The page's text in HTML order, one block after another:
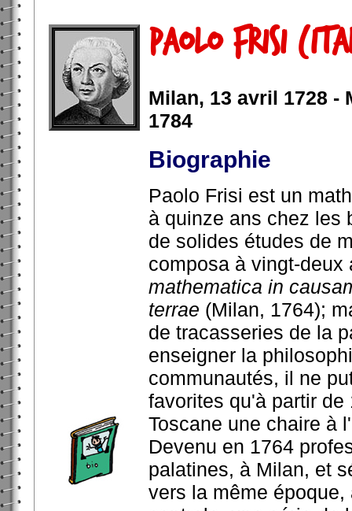
Paolo Frisi
Milan, 13 avril 1728 -
1784
Biographie
Paolo Frisi est un
à quinze ans chez les
de solides études de
composa à vingt-
mathematica in
terrae (Milan, 1764);
de tracasseries de la
enseigner la
communautés, il ne
favorites qu'à partir
Toscane une chaire à
Devenu en 1764
palatines, à Milan, et
vers la même